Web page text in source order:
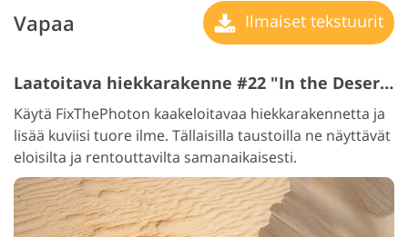
Vapaa Ilmaiset tekstuurit
Laatoitava hiekkarakenne #22 "In the Desert"
Käytä FixThePhoton kaakeloitavaa hiekkarakennetta ja
lisää kuviisi tuore ilme. Tällaisilla taustoilla ne näyttävät
eloisilta ja rentouttavilta samanaikaisesti.